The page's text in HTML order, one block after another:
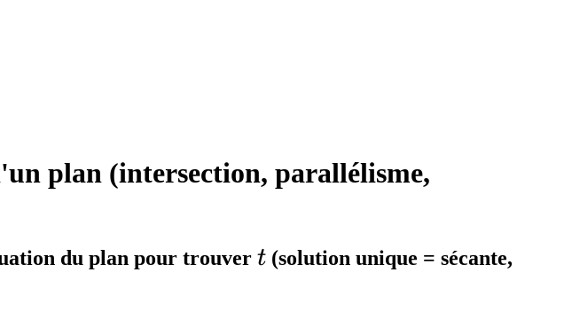
plan (intersection, parallélisme,
du plan pour trouver t
t (solution unique = sécante,